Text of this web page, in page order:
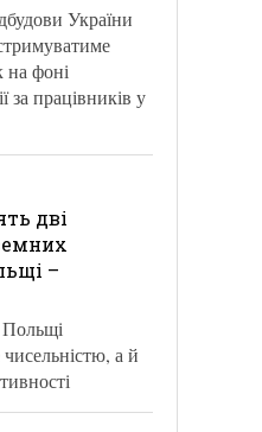
України
на фоні
за працівників у
дві
–
Польщі
а й